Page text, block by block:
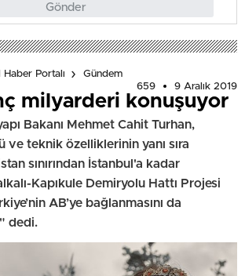
Gönder
Haber Portalı
Gündem
659
9 Aralık 2019
milyarderi konuşuyor
Bakanı Mehmet Cahit Turhan,
ve teknik özelliklerinin yanı sıra
sınırından İstanbul'a kadar
Kapıkule Demiryolu Hattı Projesi
AB’ye bağlanmasını da
dedi.